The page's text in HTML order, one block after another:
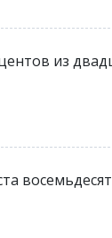
из